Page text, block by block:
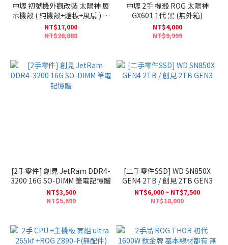
中壢 初號機外觀改裝 太陽神 展
示機殼 ( 純機殼+燈板+風扇 ) 非
全新
NT$17,000
NT$28,888
中壢 2手 機殼 ROG 太陽神
GX601 1代 黑 (無外箱)
NT$4,000
NT$9,999
[2手零件] 創見 JetRam DDR4-
3200 16G SO-DIMM 筆電記憶體
NT$3,500
NT$5,699
[二手零件SSD] WD SN850X
GEN4 2TB / 創見 2TB GEN3
NT$6,000 ~ NT$7,500
NT$18,000